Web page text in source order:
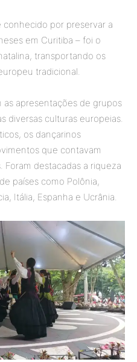
conhecido por preservar a
em Curitiba – foi o
transportando os
tradicional.
apresentações de grupos
diversas culturas europeias.
os dançarinos
que contavam
Foram destacadas a riqueza
países como Polônia,
Itália, Espanha e Ucrânia.